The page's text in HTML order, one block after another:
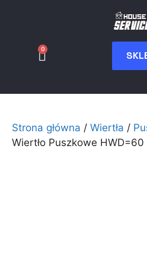
0
Strona główna / Wiertła /
Wiertło Puszkowe